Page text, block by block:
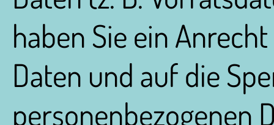
haben Sie ein
Daten und auf die
personenbezogenen